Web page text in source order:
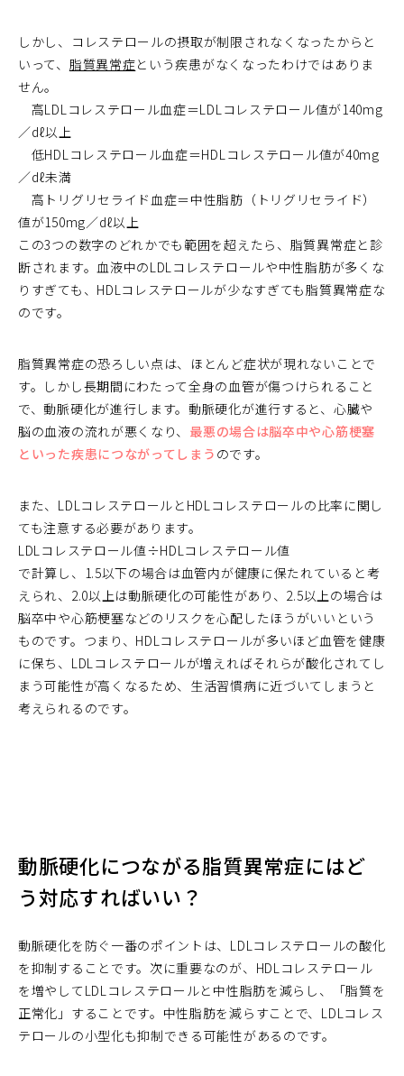
しかし、コレステロールの摂取が制限されなくなったからと
いって、 脂質異常症という疾患がなくなったわけではありま
せん。
高LDLコレステロール血症＝LDLコレステロール値が140mg
／dℓ以上
低HDLコレステロール血症＝HDLコレステロール値が40mg
／dℓ未満
高トリグリセライド血症＝中性脂肪（トリグリセライド）
値が150mg／dℓ以上
この3つの数字のどれかでも範囲を超えたら、脂質異常症と診
断されます。血液中のLDLコレステロールや中性脂肪が多くな
りすぎても、HDLコレステロールが少なすぎても脂質異常症な
のです。
脂質異常症の恐ろしい点は、ほとんど症状が現れないことで
す。しかし長期間にわたって全身の血管が傷つけられること
で、動脈硬化が進行します。動脈硬化が進行すると、心臓や
脳の血液の流れが悪くなり、 最悪の場合は脳卒中や心筋梗塞
といった疾患につながってしまう のです。
また、LDLコレステロールとHDLコレステロールの比率に関し
ても注意する必要があります。
LDLコレステロール値÷HDLコレステロール値
で計算し、1.5以下の場合は血管内が健康に保たれていると考
えられ、2.0以上は動脈硬化の可能性があり、2.5以上の場合は
脳卒中や心筋梗塞などのリスクを心配したほうがいいという
ものです。つまり、HDLコレステロールが多いほど血管を健康
に保ち、LDLコレステロールが増えればそれらが酸化されてし
まう可能性が高くなるため、生活習慣病に近づいてしまうと
考えられるのです。
動脈硬化につながる脂質異常症にはど
う対応すればいい？
動脈硬化を防ぐ一番のポイントは、LDLコレステロールの酸化
を抑制することです。次に重要なのが、HDLコレステロール
を増やしてLDLコレステロールと中性脂肪を減らし、「脂質を
正常化」することです。中性脂肪を減らすことで、LDLコレス
テロールの小型化も抑制できる可能性があるのです。